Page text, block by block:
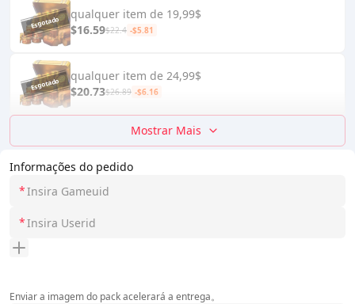
Informações do pedido
*
*
Enviar a imagem do pack acelerará a entrega。
qualquer item de 19,99$
$16.59$22.4 -$5.81
qualquer item de 24,99$
$20.73$26.89 -$6.16
Mostrar Mais